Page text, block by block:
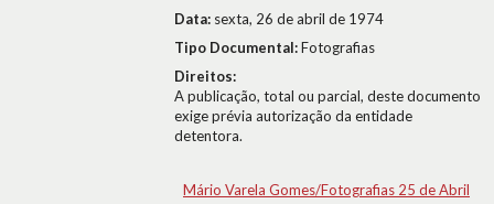
Data: sexta, 26 de abril de 1974
Tipo Documental:Fotografias
Direitos:
A publicação, total ou parcial, deste documento
exige prévia autorização da entidade
detentora.
Mário Varela Gomes/Fotografias 25 de Abril